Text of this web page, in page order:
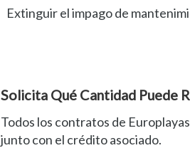
Extinguir el impago de
Solicita Qué Cantidad Puede
Todos los contratos de
junto con el crédito asociado.